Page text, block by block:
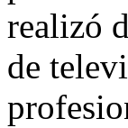
realizó
de